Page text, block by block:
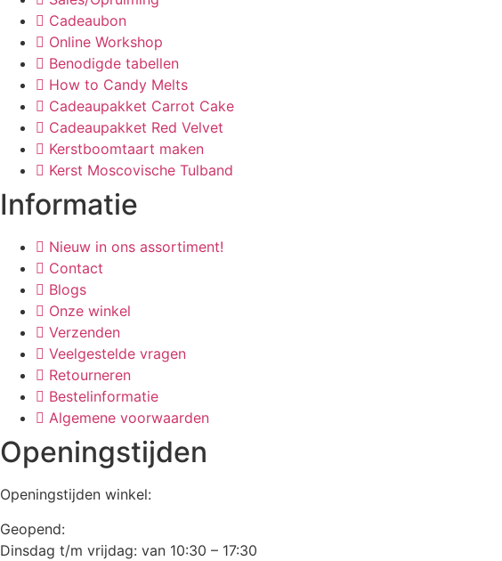
Cadeaubon
Online Workshop
Benodigde tabellen
How to Candy Melts
Cadeaupakket Carrot Cake
Cadeaupakket Red Velvet
Kerstboomtaart maken
Kerst Moscovische Tulband
Informatie
Nieuw in ons assortiment!
Contact
Blogs
Onze winkel
Verzenden
Veelgestelde vragen
Retourneren
Bestelinformatie
Algemene voorwaarden
Openingstijden
Openingstijden winkel:
Geopend:
Dinsdag t/m vrijdag: van 10:30 – 17:30